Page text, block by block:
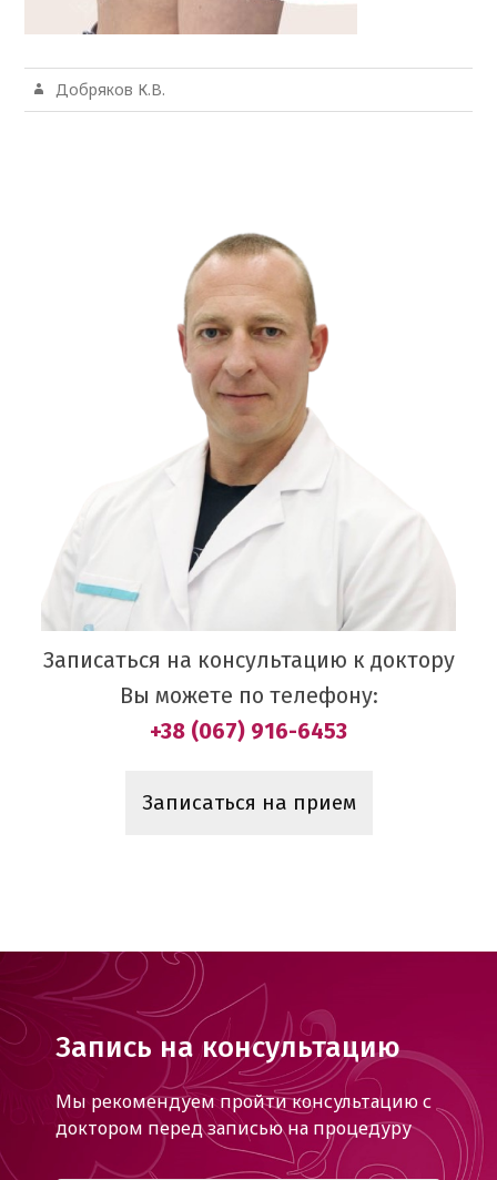
Добряков К.В.
Записаться на консультацию к доктору
Вы можете по телефону:
+38 (067) 916-6453
Записаться на прием
Запись на консультацию
Мы рекомендуем пройти консультацию с
доктором перед записью на процедуру